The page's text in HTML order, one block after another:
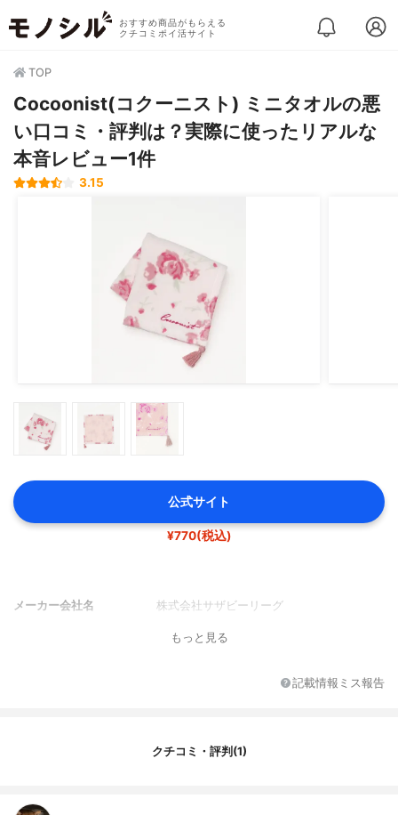
おすすめ商品がもらえる
クチコミポイ活サイト
TOP
Cocoonist(コクーニスト) ミニタオルの悪
い口コミ・評判は？実際に使ったリアルな
本音レビュー1件
3.15
公式サイト
¥770(税込)
メーカー会社名 株式会社サザビーリーグ
もっと見る
記載情報ミス報告
クチコミ・評判(1)